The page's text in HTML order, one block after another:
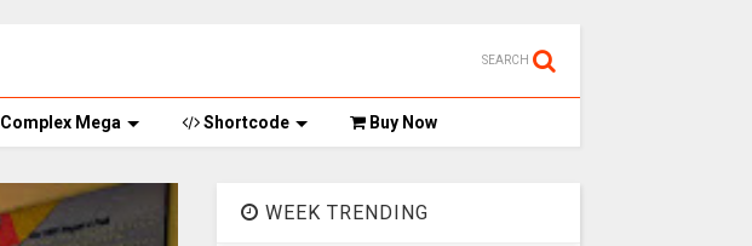
SEARCH
Complex Mega Shortcode Buy Now
WEEK TRENDING